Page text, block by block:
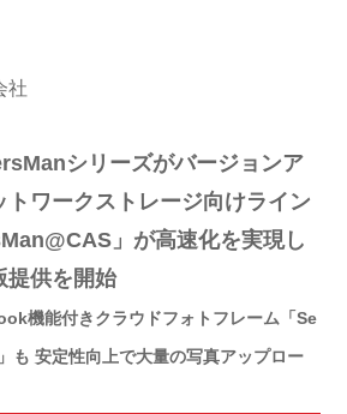
社
シリーズがバージョンア
トワークストレージ向けライン
」が高速化を実現し
提供を開始
機能付きクラウドフォトフレーム「Se
も 安定性向上で大量の写真アップロー